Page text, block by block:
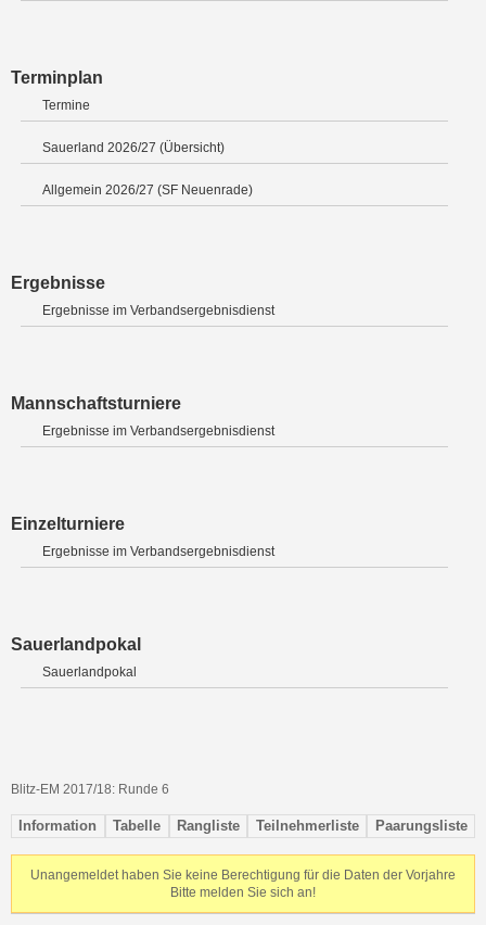
Terminplan
Termine
Sauerland 2026/27 (Übersicht)
Allgemein 2026/27 (SF Neuenrade)
Ergebnisse
Ergebnisse im Verbandsergebnisdienst
Mannschaftsturniere
Ergebnisse im Verbandsergebnisdienst
Einzelturniere
Ergebnisse im Verbandsergebnisdienst
Sauerlandpokal
Sauerlandpokal
Blitz-EM 2017/18: Runde 6
Information Tabelle Rangliste Teilnehmerliste Paarungsliste
Unangemeldet haben Sie keine Berechtigung für die Daten der Vorjahre
Bitte melden Sie sich an!